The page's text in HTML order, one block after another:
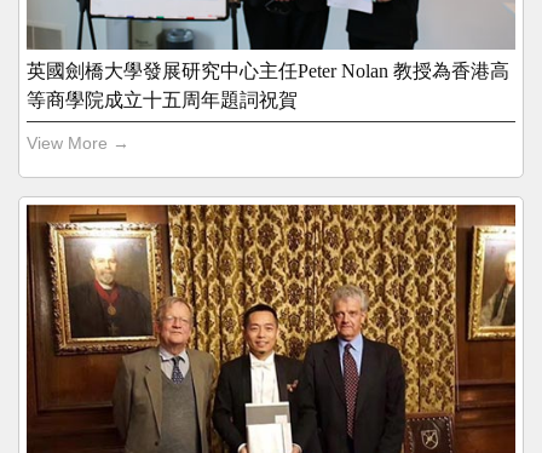
英國劍橋大學發展研究中心主任Peter Nolan 教授為香港高
等商學院成立十五周年題詞祝賀
View More →